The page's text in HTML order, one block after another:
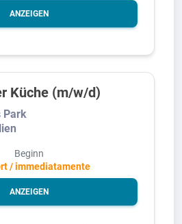
ANZEIGEN
Küche (m/w/d)
Park
Beginn
/ immediatamente
ANZEIGEN